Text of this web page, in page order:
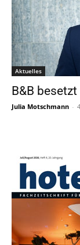
Aktuelles
B&B besetzt
Julia Motschmann -